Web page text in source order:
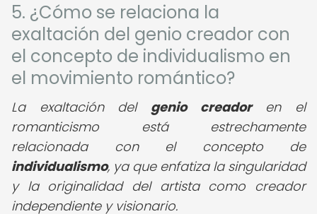
5. ¿Cómo se relaciona la
exaltación del genio creador con
el concepto de individualismo en
el movimiento romántico?
La exaltación del genio creadoren el
romanticismo está estrechamente
relacionada con el concepto de
individualismo, ya que enfatiza la singularidad
y la originalidad del artista como creador
independiente y visionario.